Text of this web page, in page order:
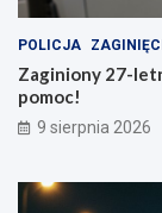
c
y
z
n
y
POLICJA
Zaginiony 27-
pomoc!
9 sierpnia 2026